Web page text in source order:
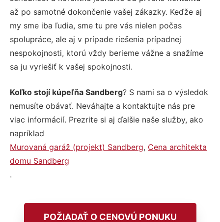
až po samotné dokončenie vašej zákazky. Keďže aj
my sme iba ľudia, sme tu pre vás nielen počas
spolupráce, ale aj v prípade riešenia prípadnej
nespokojnosti, ktorú vždy berieme vážne a snažíme
sa ju vyriešiť k vašej spokojnosti.
Koľko stojí kúpeľňa Sandberg? S nami sa o výsledok
nemusíte obávať. Neváhajte a kontaktujte nás pre
viac informácií. Prezrite si aj ďalšie naše služby, ako
napríklad
Murovaná garáž (projekt) Sandberg, Cena architekta
domu Sandberg
.
POŽIADAŤ O CENOVÚ PONUKU